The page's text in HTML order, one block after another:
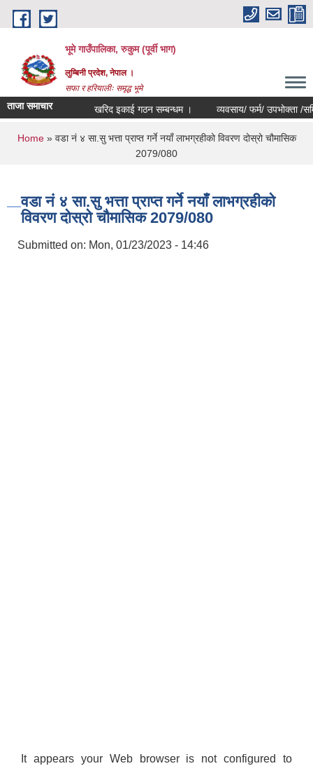
Skip to main content
भूमे गाउँपालिका, रुकुम (पूर्वी भाग)
लुम्बिनी प्रदेश, नेपाल ।
सफा र हरियालीः समृद्ध भूमे
ताजा समाचार खरिद इकाई गठन सम्बन्धम । व्यवसाय/ फर्म/ उपभोक्ता /समिति/
You are here
Home» वडा नं ४ सा.सु भत्ता प्राप्त गर्ने नयाँ लाभग्रहीको विवरण दोस्रो चौमासिक
2079/080
वडा नं ४ सा.सु भत्ता प्राप्त गर्ने नयाँ लाभग्रहीको
विवरण दोस्रो चौमासिक 2079/080
Submitted on: Mon, 01/23/2023 - 14:46
It appears your Web browser is not configured to